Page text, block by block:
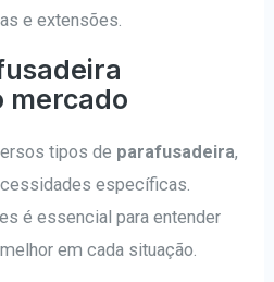
e extensões.
mercado
tipos de parafusadeira,
específicas.
é essencial para entender
em cada situação.